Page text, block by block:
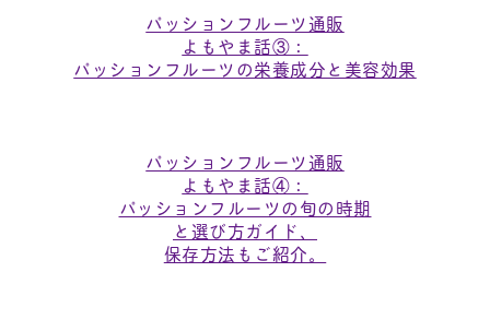
パッションフルーツ通販
よもやま話③：
パッションフルーツの栄養成分と美容効果
パッションフルーツ通販
よもやま話④：
パッションフルーツの旬の時期
と選び方ガイド、
保存方法もご紹介。